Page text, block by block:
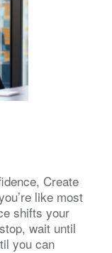
Create
like most
shifts your
wait until
you can